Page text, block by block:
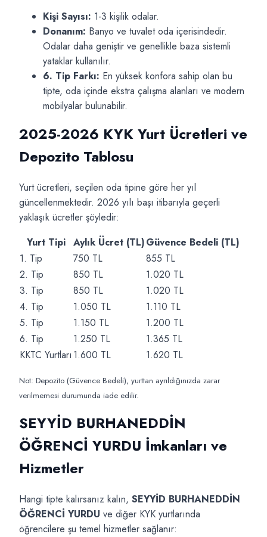
Kişi Sayısı: 1-3 kişilik odalar.
Donanım: Banyo ve tuvalet oda içerisindedir.
Odalar daha geniştir ve genellikle baza sistemli
yataklar kullanılır.
6. Tip Farkı: En yüksek konfora sahip olan bu
tipte, oda içinde ekstra çalışma alanları ve modern
mobilyalar bulunabilir.
2025-2026 KYK Yurt Ücretleri ve
Depozito Tablosu
Yurt ücretleri, seçilen oda tipine göre her yıl
güncellenmektedir. 2026 yılı başı itibarıyla geçerli
yaklaşık ücretler şöyledir:
Yurt Tipi Aylık Ücret (TL)Güvence Bedeli (TL)
1. Tip
750 TL
855 TL
2. Tip
850 TL
1.020 TL
3. Tip
850 TL
1.020 TL
4. Tip
1.050 TL
1.110 TL
5. Tip
1.150 TL
1.200 TL
6. Tip
1.250 TL
1.365 TL
KKTC Yurtları 1.600 TL 1.620 TL
Not: Depozito (Güvence Bedeli), yurttan ayrıldığınızda zarar
verilmemesi durumunda iade edilir.
SEYYİD BURHANEDDİN
ÖĞRENCİ YURDU İmkanları ve
Hizmetler
Hangi tipte kalırsanız kalın, SEYYİD BURHANEDDİN
ÖĞRENCİ YURDU ve diğer KYK yurtlarında
öğrencilere şu temel hizmetler sağlanır: